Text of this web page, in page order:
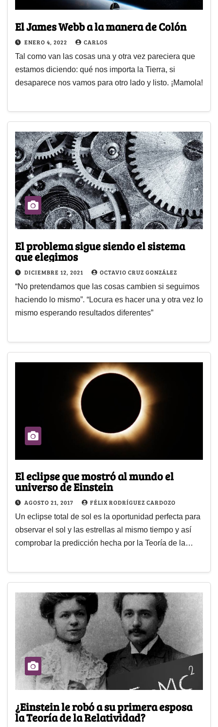
El James Webb a la manera de Colón
ENERO 4, 2022 CARLOS
Tal como van las cosas una y otra vez pareciera que
estamos diciendo: qué nos importa la Tierra, si
desaparece nos vamos para otro lado y listo. ¡Mamola!
El problema sigue siendo el sistema
que elegimos
DICIEMBRE 12, 2021 OCTAVIO CRUZ GONZÁLEZ
“No pretendamos que las cosas cambien si seguimos
haciendo lo mismo”. “Locura es hacer una y otra vez lo
mismo esperando resultados diferentes”
El eclipse que mostró al mundo el
universo de Einstein
AGOSTO 21, 2017 FÉLIX RODRÍGUEZ CARDOZO
Un eclipse total de sol es la oportunidad perfecta para
observar el sol y las estrellas al mismo tiempo y así
comprobar la predicción hecha por la Teoría de la…
¿Einstein le robó a su primera esposa
la Teoría de la Relatividad?